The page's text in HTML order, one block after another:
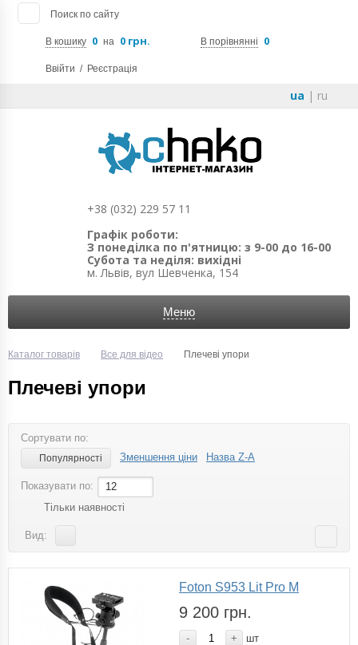
Поиск по сайту
В кошику 0 на 0 грн. В порівнянні 0
Ввійти / Реєстрація
ua | ru
+38 (032) 229 57 11
Графік роботи:
З понеділка по п'ятницю: з 9-00 до 16-00
Субота та неділя: вихідні
м. Львів, вул Шевченка, 154
Меню
Каталог товарів Все для відео Плечеві упори
Плечеві упори
Сортувати по:
Популярності Зменшення ціни Назва Z-A
Показувати по:
12
Тільки наявності
Вид:
Foton S953 Lit Pro M
9 200 грн.
- + шт